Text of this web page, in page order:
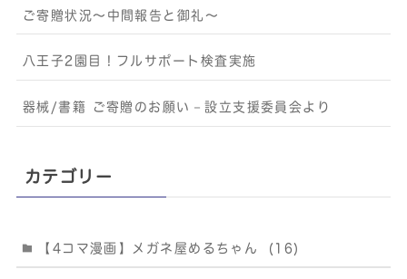
ご寄贈状況～中間報告と御礼～
八王子2園目！フルサポート検査実施
器械/書籍 ご寄贈のお願い－設立支援委員会より
カテゴリー
【4コマ漫画】メガネ屋めるちゃん (16)